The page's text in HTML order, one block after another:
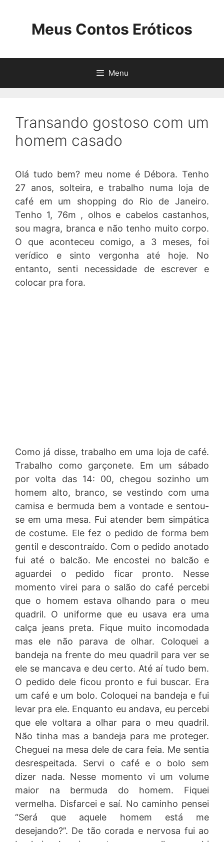
Meus Contos Eróticos
Menu
Transando gostoso com um
homem casado
Olá tudo bem? meu nome é Débora. Tenho
27 anos, solteira, e trabalho numa loja de
café em um shopping do Rio de Janeiro.
Tenho 1, 76m , olhos e cabelos castanhos,
sou magra, branca e não tenho muito corpo.
O que aconteceu comigo, a 3 meses, foi
verídico e sinto vergonha até hoje. No
entanto, senti necessidade de escrever e
colocar pra fora.
Como já disse, trabalho em uma loja de café.
Trabalho como garçonete. Em um sábado
por volta das 14: 00, chegou sozinho um
homem alto, branco, se vestindo com uma
camisa e bermuda bem a vontade e sentou-
se em uma mesa. Fui atender bem simpática
de costume. Ele fez o pedido de forma bem
gentil e descontraído. Com o pedido anotado
fui até o balcão. Me encostei no balcão e
aguardei o pedido ficar pronto. Nesse
momento virei para o salão do café percebi
que o homem estava olhando para o meu
quadril. O uniforme que eu usava era uma
calça jeans preta. Fique muito incomodada
mas ele não parava de olhar. Coloquei a
bandeja na frente do meu quadril para ver se
ele se mancava e deu certo. Até aí tudo bem.
O pedido dele ficou pronto e fui buscar. Era
um café e um bolo. Coloquei na bandeja e fui
levar pra ele. Enquanto eu andava, eu percebi
que ele voltara a olhar para o meu quadril.
Não tinha mas a bandeja para me proteger.
Cheguei na mesa dele de cara feia. Me sentia
desrespeitada. Servi o café e o bolo sem
dizer nada. Nesse momento vi um volume
maior na bermuda do homem. Fiquei
vermelha. Disfarcei e saí. No caminho pensei
“Será que aquele homem está me
desejando?”. De tão corada e nervosa fui ao